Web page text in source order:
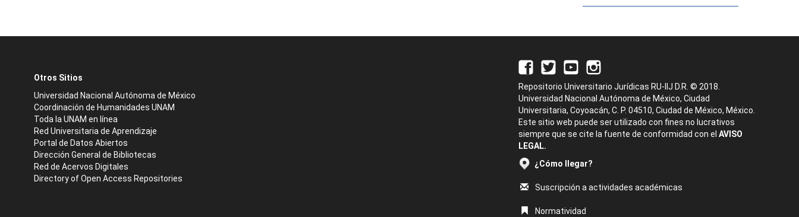
Otros Sitios
Universidad Nacional Autónoma de México
Coordinación de Humanidades UNAM
Toda la UNAM en línea
Red Universitaria de Aprendizaje
Portal de Datos Abiertos
Dirección General de Bibliotecas
Red de Acervos Digitales
Directory of Open Access Repositories
Repositorio Universitario Jurídicas RU-IIJ D.R. © 2018.
Universidad Nacional Autónoma de México, Ciudad
Universitaria, Coyoacán, C. P. 04510, Ciudad de México, México.
Este sitio web puede ser utilizado con fines no lucrativos
siempre que se cite la fuente de conformidad con el AVISO
LEGAL.
¿Cómo llegar?
Suscripción a actividades académicas
Normatividad